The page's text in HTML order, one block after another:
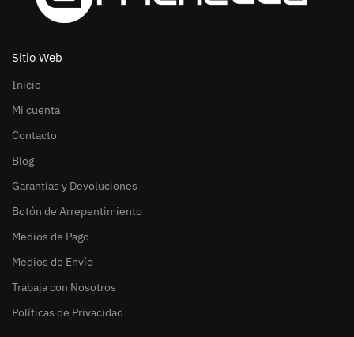
Sitio Web
Inicio
Mi cuenta
Contacto
Blog
Garantías y Devoluciones
Botón de Arrepentimiento
Medios de Pago
Medios de Envío
Trabaja con Nosotros
Políticas de Privacidad